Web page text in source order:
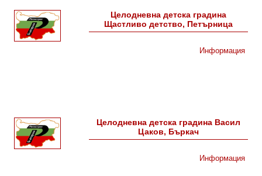
Целодневна детска градина
Щастливо детство, Петърница
Информация
Целодневна детска градина Васил
Цаков, Бъркач
Информация